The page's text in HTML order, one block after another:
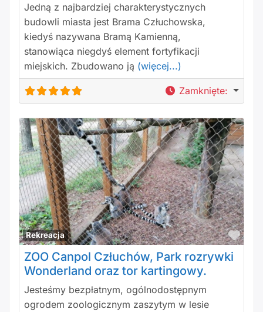
Jedną z najbardziej charakterystycznych
budowli miasta jest Brama Człuchowska,
kiedyś nazywana Bramą Kamienną,
stanowiąca niegdyś element fortyfikacji
miejskich. Zbudowano ją (więcej...)
Zamknięte:
Rekreacja
ZOO Canpol Człuchów, Park rozrywki
Wonderland oraz tor kartingowy.
Jesteśmy bezpłatnym, ogólnodostępnym
ogrodem zoologicznym zaszytym w lesie